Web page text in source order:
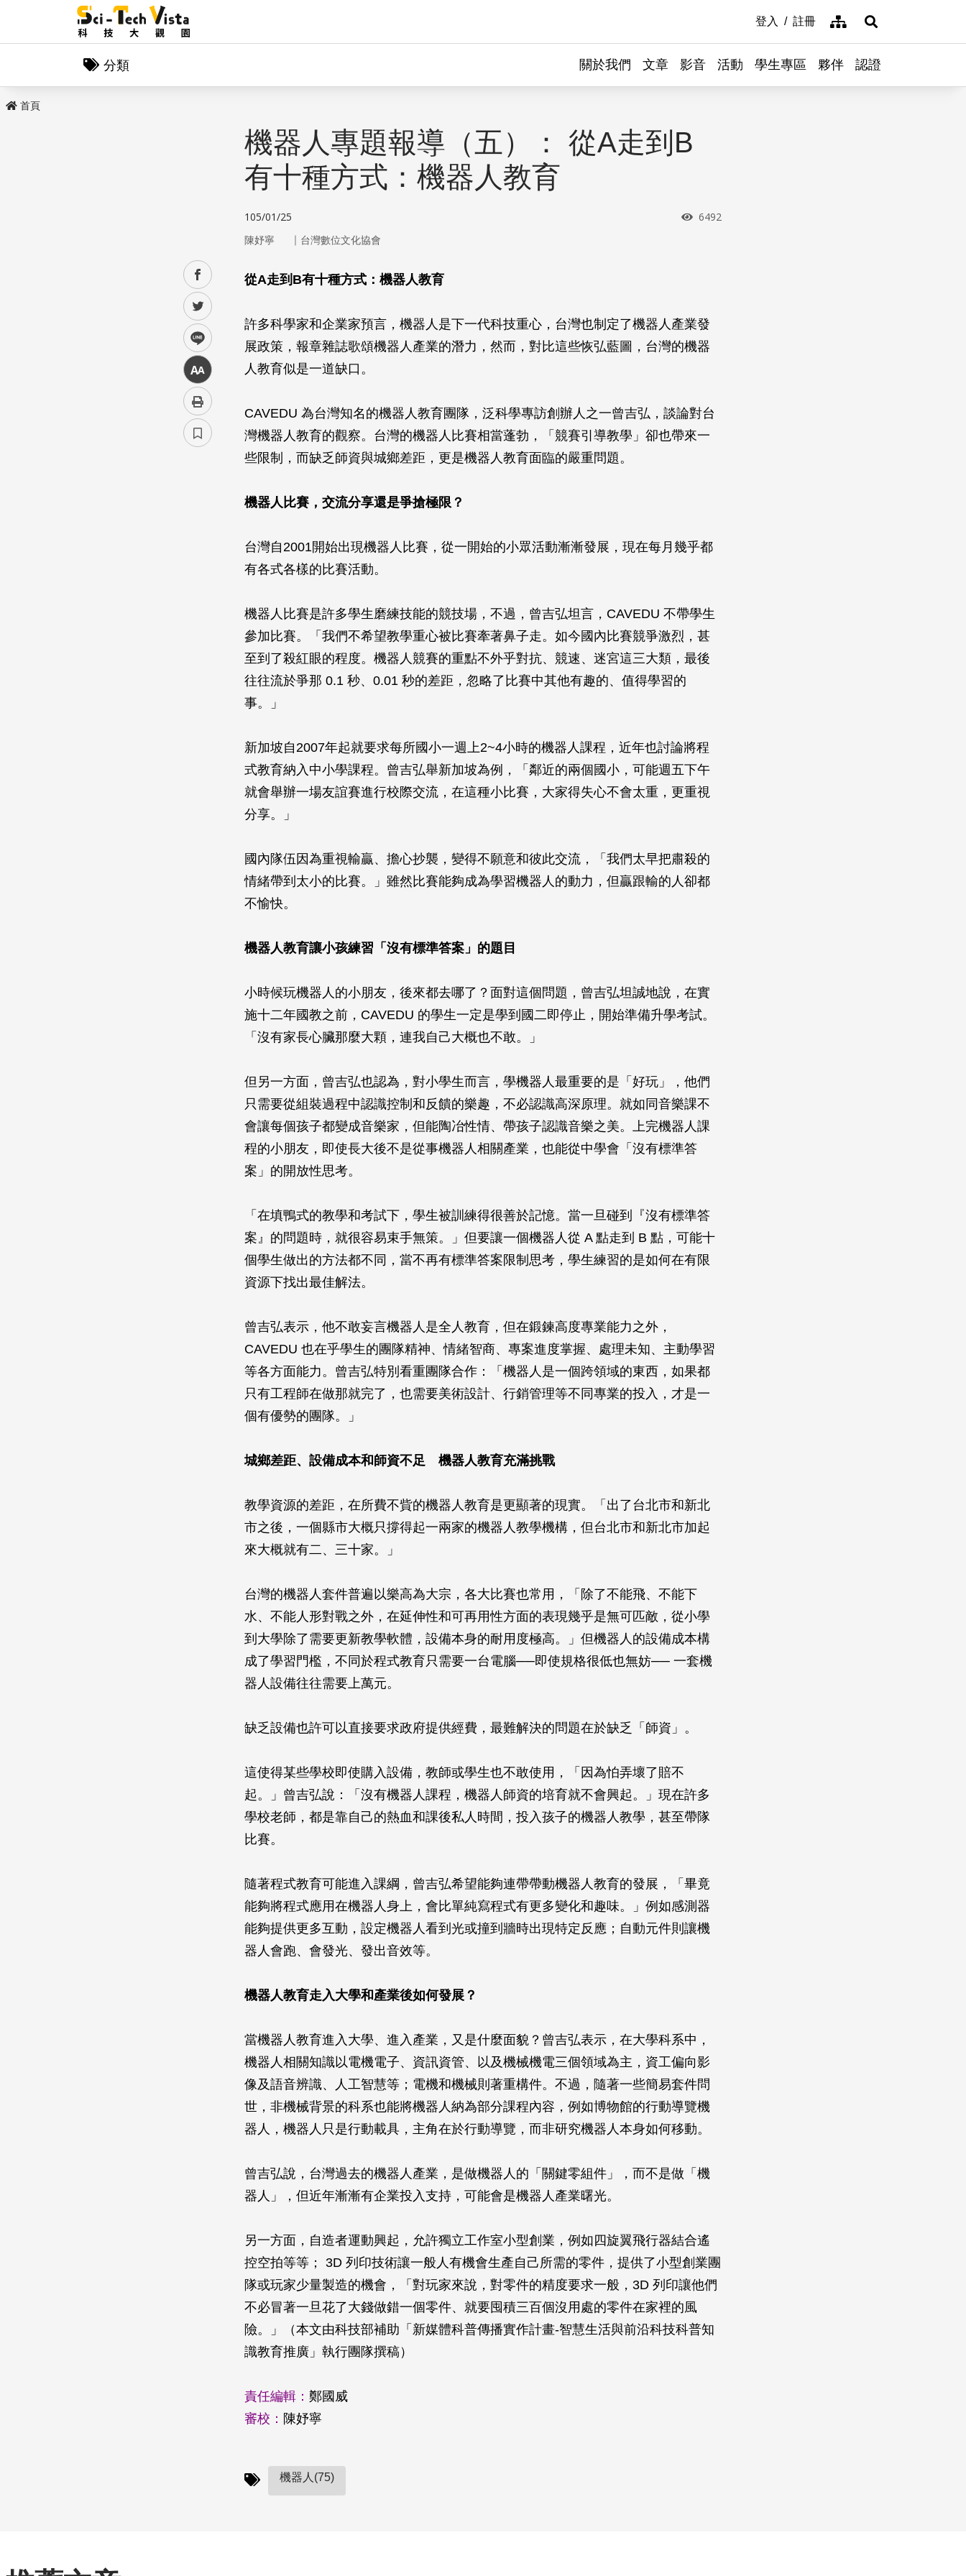
登入 註冊 網站導覽展開搜尋
分類 關於我們 文章 影音 活動 學生專區 夥伴 認證
首頁
facebook
twitter
line
中
機器人專題報導（五）： 從A走到B
有十種方式：機器人教育
105/01/25 瀏覽次數
6492
陳妤寧 ｜ 台灣數位文化協會
從A走到B有十種方式：機器人教育
許多科學家和企業家預言，機器人是下一代科技重心，台灣也制定了機器人產業發
展政策，報章雜誌歌頌機器人產業的潛力，然而，對比這些恢弘藍圖，台灣的機器
人教育似是一道缺口。
CAVEDU 為台灣知名的機器人教育團隊，泛科學專訪創辦人之一曾吉弘，談論對台
灣機器人教育的觀察。台灣的機器人比賽相當蓬勃，「競賽引導教學」卻也帶來一
些限制，而缺乏師資與城鄉差距，更是機器人教育面臨的嚴重問題。
機器人比賽，交流分享還是爭搶極限？
台灣自2001開始出現機器人比賽，從一開始的小眾活動漸漸發展，現在每月幾乎都
有各式各樣的比賽活動。
機器人比賽是許多學生磨練技能的競技場，不過，曾吉弘坦言，CAVEDU 不帶學生
參加比賽。「我們不希望教學重心被比賽牽著鼻子走。如今國內比賽競爭激烈，甚
至到了殺紅眼的程度。機器人競賽的重點不外乎對抗、競速、迷宮這三大類，最後
往往流於爭那 0.1 秒、0.01 秒的差距，忽略了比賽中其他有趣的、值得學習的
事。」
新加坡自2007年起就要求每所國小一週上2~4小時的機器人課程，近年也討論將程
式教育納入中小學課程。曾吉弘舉新加坡為例，「鄰近的兩個國小，可能週五下午
就會舉辦一場友誼賽進行校際交流，在這種小比賽，大家得失心不會太重，更重視
分享。」
國內隊伍因為重視輸贏、擔心抄襲，變得不願意和彼此交流，「我們太早把肅殺的
情緒帶到太小的比賽。」雖然比賽能夠成為學習機器人的動力，但贏跟輸的人卻都
不愉快。
機器人教育讓小孩練習「沒有標準答案」的題目
小時候玩機器人的小朋友，後來都去哪了？面對這個問題，曾吉弘坦誠地說，在實
施十二年國教之前，CAVEDU 的學生一定是學到國二即停止，開始準備升學考試。
「沒有家長心臟那麼大顆，連我自己大概也不敢。」
但另一方面，曾吉弘也認為，對小學生而言，學機器人最重要的是「好玩」，他們
只需要從組裝過程中認識控制和反饋的樂趣，不必認識高深原理。就如同音樂課不
會讓每個孩子都變成音樂家，但能陶冶性情、帶孩子認識音樂之美。上完機器人課
程的小朋友，即使長大後不是從事機器人相關產業，也能從中學會「沒有標準答
案」的開放性思考。
「在填鴨式的教學和考試下，學生被訓練得很善於記憶。當一旦碰到『沒有標準答
案』的問題時，就很容易束手無策。」但要讓一個機器人從 A 點走到 B 點，可能十
個學生做出的方法都不同，當不再有標準答案限制思考，學生練習的是如何在有限
資源下找出最佳解法。
曾吉弘表示，他不敢妄言機器人是全人教育，但在鍛鍊高度專業能力之外，
CAVEDU 也在乎學生的團隊精神、情緒智商、專案進度掌握、處理未知、主動學習
等各方面能力。曾吉弘特別看重團隊合作：「機器人是一個跨領域的東西，如果都
只有工程師在做那就完了，也需要美術設計、行銷管理等不同專業的投入，才是一
個有優勢的團隊。」
城鄉差距、設備成本和師資不足 機器人教育充滿挑戰
教學資源的差距，在所費不貲的機器人教育是更顯著的現實。「出了台北市和新北
市之後，一個縣市大概只撐得起一兩家的機器人教學機構，但台北市和新北市加起
來大概就有二、三十家。」
台灣的機器人套件普遍以樂高為大宗，各大比賽也常用，「除了不能飛、不能下
水、不能人形對戰之外，在延伸性和可再用性方面的表現幾乎是無可匹敵，從小學
到大學除了需要更新教學軟體，設備本身的耐用度極高。」但機器人的設備成本構
成了學習門檻，不同於程式教育只需要一台電腦──即使規格很低也無妨── 一套機
器人設備往往需要上萬元。
缺乏設備也許可以直接要求政府提供經費，最難解決的問題在於缺乏「師資」。
這使得某些學校即使購入設備，教師或學生也不敢使用，「因為怕弄壞了賠不
起。」曾吉弘說：「沒有機器人課程，機器人師資的培育就不會興起。」現在許多
學校老師，都是靠自己的熱血和課後私人時間，投入孩子的機器人教學，甚至帶隊
比賽。
隨著程式教育可能進入課綱，曾吉弘希望能夠連帶帶動機器人教育的發展，「畢竟
能夠將程式應用在機器人身上，會比單純寫程式有更多變化和趣味。」例如感測器
能夠提供更多互動，設定機器人看到光或撞到牆時出現特定反應；自動元件則讓機
器人會跑、會發光、發出音效等。
機器人教育走入大學和產業後如何發展？
當機器人教育進入大學、進入產業，又是什麼面貌？曾吉弘表示，在大學科系中，
機器人相關知識以電機電子、資訊資管、以及機械機電三個領域為主，資工偏向影
像及語音辨識、人工智慧等；電機和機械則著重構件。不過，隨著一些簡易套件問
世，非機械背景的科系也能將機器人納為部分課程內容，例如博物館的行動導覽機
器人，機器人只是行動載具，主角在於行動導覽，而非研究機器人本身如何移動。
曾吉弘說，台灣過去的機器人產業，是做機器人的「關鍵零組件」，而不是做「機
器人」，但近年漸漸有企業投入支持，可能會是機器人產業曙光。
另一方面，自造者運動興起，允許獨立工作室小型創業，例如四旋翼飛行器結合遙
控空拍等等； 3D 列印技術讓一般人有機會生產自己所需的零件，提供了小型創業團
隊或玩家少量製造的機會，「對玩家來說，對零件的精度要求一般，3D 列印讓他們
不必冒著一旦花了大錢做錯一個零件、就要囤積三百個沒用處的零件在家裡的風
險。」（本文由科技部補助「新媒體科普傳播實作計畫-智慧生活與前沿科技科普知
識教育推廣」執行團隊撰稿）
責任編輯： 鄭國威
審校： 陳妤寧
機器人(75)